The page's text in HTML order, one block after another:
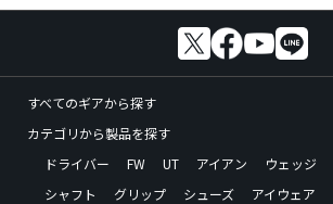
すべてのギアから探す
カテゴリから製品を探す
ドライバー
FW UT アイアン ウェッジ
シャフト
グリップ シューズ アイウェア